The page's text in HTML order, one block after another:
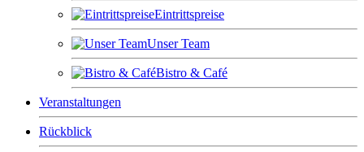
Eintrittspreise
Unser Team
Bistro & Café
Veranstaltungen
Rückblick